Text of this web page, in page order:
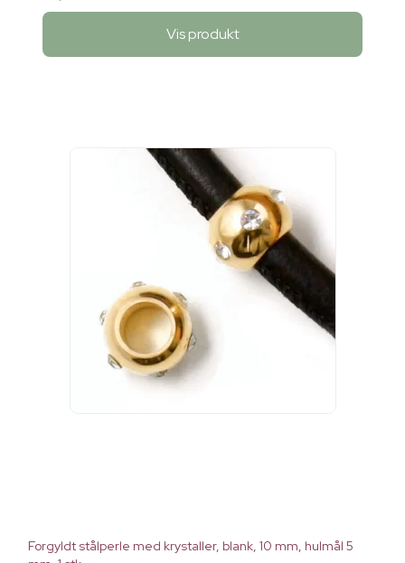
Vis produkt
Forgyldt stålperle med krystaller, blank, 10 mm, hulmål 5